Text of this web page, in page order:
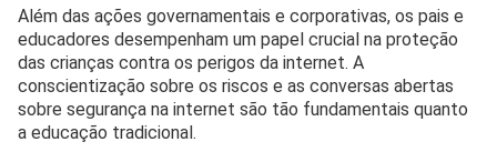
Além das ações governamentais e corporativas, os pais e
educadores desempenham um papel crucial na proteção
das crianças contra os perigos da internet. A
conscientização sobre os riscos e as conversas abertas
sobre segurança na internet são tão fundamentais quanto
a educação tradicional.